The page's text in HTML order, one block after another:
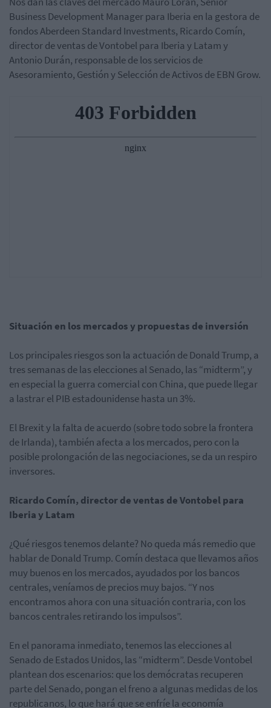
Business Development Manager para Iberia en la gestora de
fondos Aberdeen Standard Investments, Ricardo Comín,
director de ventas de Vontobel para Iberia y Latam y
Antonio Durán, responsable de los servicios de
Asesoramiento, Gestión y Selección de Activos de EBN Grow.
Situación en los mercados y propuestas de inversión
Los principales riesgos son la actuación de Donald Trump, a
tres semanas de las elecciones al Senado, las “midterm”, y
en especial la guerra comercial con China, que puede llegar
a lastrar el PIB estadounidense hasta un 3%.
El Brexit y la falta de acuerdo (sobre todo sobre la frontera
de Irlanda), también afecta a los mercados, pero con la
posible prolongación de las negociaciones, se da un respiro
inversores.
Ricardo Comín, director de ventas de Vontobel para
Iberia y Latam
¿Qué riesgos tenemos delante? No queda más remedio que
hablar de Donald Trump. Comín destaca que llevamos años
muy buenos en los mercados, ayudados por los bancos
centrales, veníamos de precios muy bajos. “Y nos
encontramos ahora con una situación contraria, con los
bancos centrales retirando los impulsos”.
En el panorama inmediato, tenemos las elecciones al
Senado de Estados Unidos, las “midterm”. Desde Vontobel
plantean dos escenarios: que los demócratas recuperen
parte del Senado, pongan el freno a algunas medidas de los
republicanos, lo que hará que se enfríe la economía